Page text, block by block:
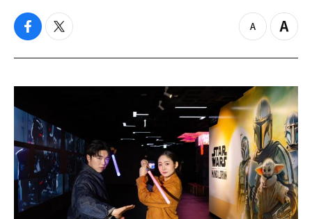
f
c
b
o
k
t
i
t
z
o
o
u
t
Z
o
i
n